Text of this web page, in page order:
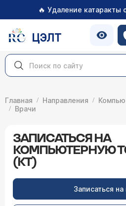
🔥 Удаление катаракты
ЦЭЛТ
Главная Направления
Врачи
ЗАПИСАТЬСЯ НА
КОМПЬЮТЕРНУЮ
(КТ)
Записаться